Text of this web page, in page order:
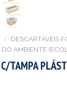
/ DESCARTÁVEIS
AMBIENTE
TAMPA